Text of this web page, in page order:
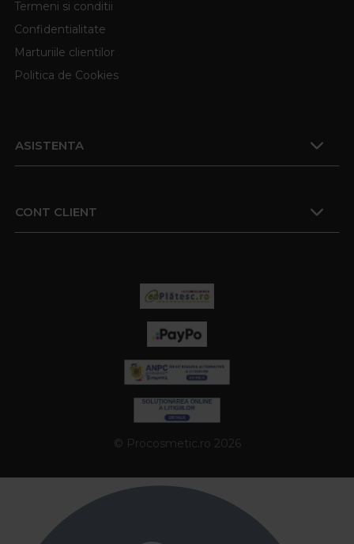
Termeni si conditii
Confidentialitate
Marturiile clientilor
Politica de Cookies
ASISTENTA
CONT CLIENT
© Procosmetic.ro 2026